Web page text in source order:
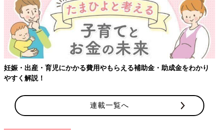
妊娠・出産・育児にかかる費用やもらえる補助金・助成金をわかり
やすく解説！
連載一覧へ